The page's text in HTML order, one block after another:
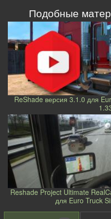
Подобные
ReShade версия 3.1.0 для
Reshade Project Ultimate
для Euro Truck